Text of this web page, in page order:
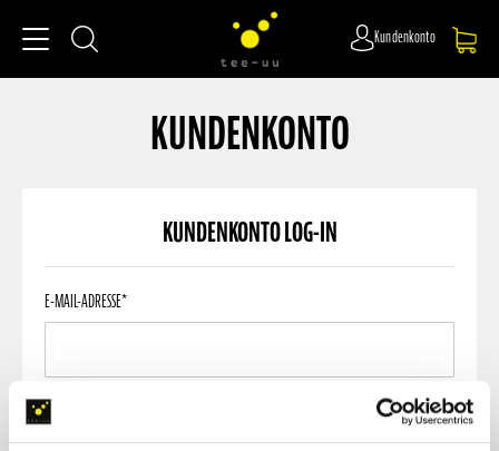
Kundenkonto
KUNDENKONTO
KUNDENKONTO LOG-IN
Kundenkonto
Log-
E-MAIL-ADRESSE*
PASSWORT